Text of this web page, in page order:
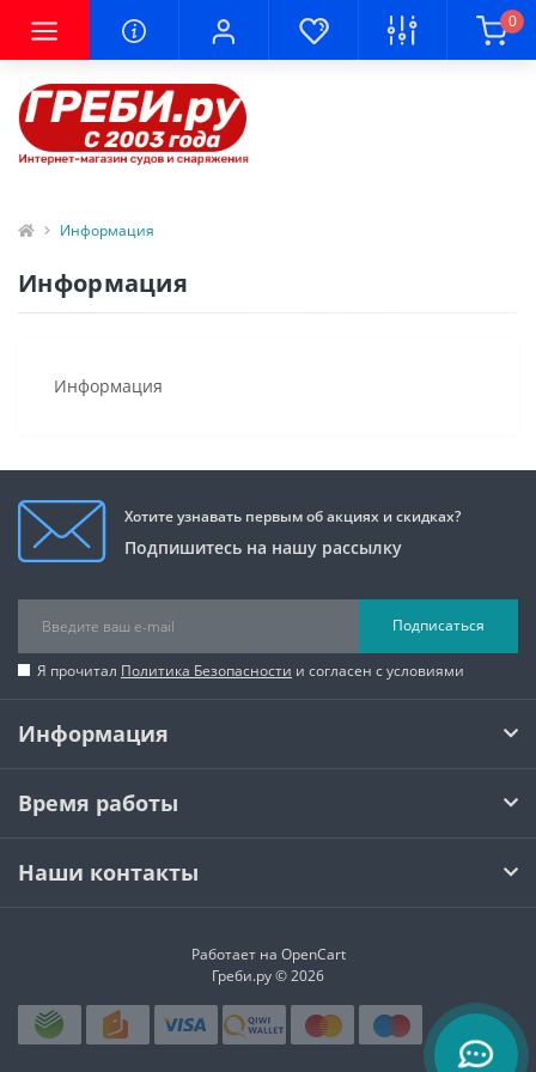
0
Информация
Информация
Информация
Хотите узнавать первым об акциях и скидках?
Подпишитесь на нашу рассылку
Подписаться
Я прочитал Политика Безопасности и согласен с условиями
Информация
Время работы
Наши контакты
Работает на OpenCart
Греби.ру © 2026